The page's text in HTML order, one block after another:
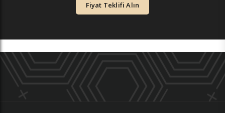
Fiyat Teklifi Alın